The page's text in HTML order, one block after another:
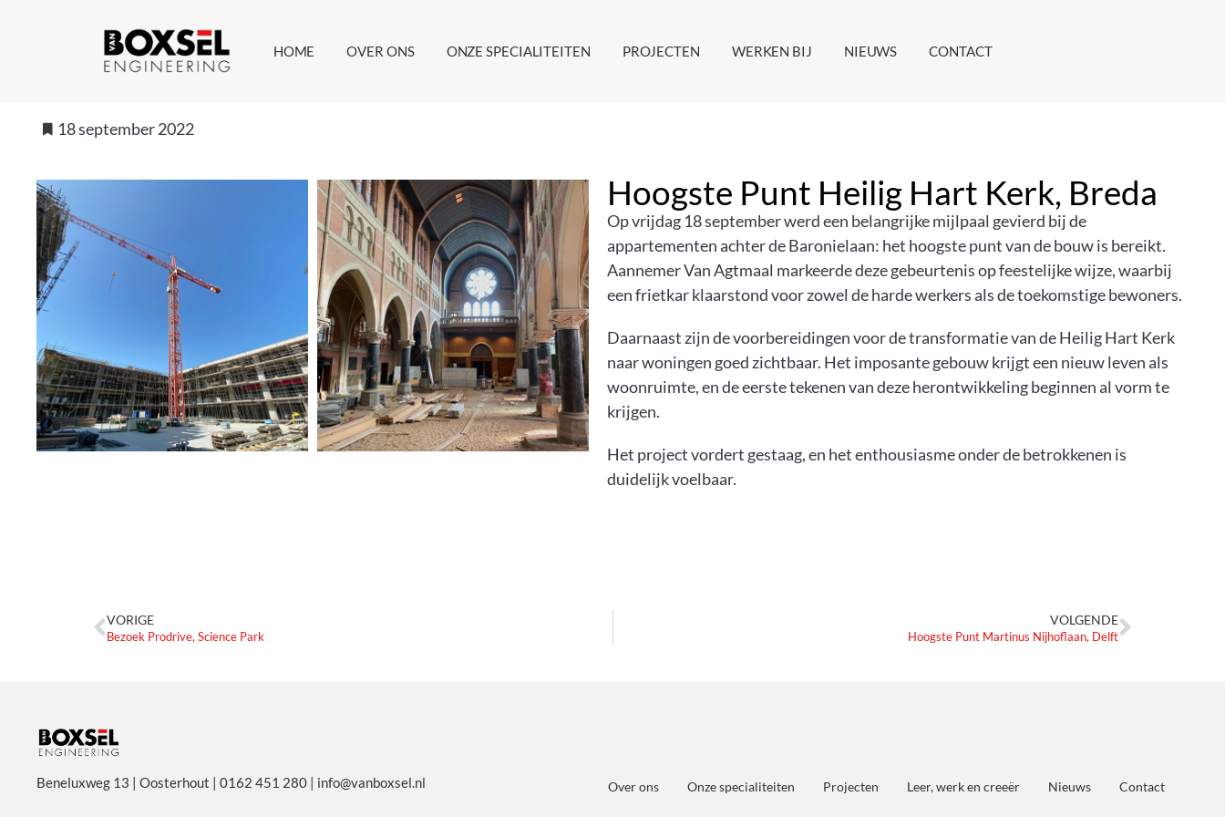
HOME OVER ONS ONZE SPECIALITEITEN PROJECTEN WERKEN BIJ NIEUWS CONTACT
18 september 2022
Op vrijdag 18 september werd een belangrijke mijlpaal gevierd bij de
appartementen achter de Baronielaan: het hoogste punt van de bouw is bereikt.
Aannemer Van Agtmaal markeerde deze gebeurtenis op feestelijke wijze, waarbij
een frietkar klaarstond voor zowel de harde werkers als de toekomstige bewoners.
Daarnaast zijn de voorbereidingen voor de transformatie van de Heilig Hart Kerk
naar woningen goed zichtbaar. Het imposante gebouw krijgt een nieuw leven als
woonruimte, en de eerste tekenen van deze herontwikkeling beginnen al vorm te
krijgen.
Het project vordert gestaag, en het enthousiasme onder de betrokkenen is
duidelijk voelbaar.
Hoogste Punt Heilig Hart Kerk, Breda
VORIGE
Bezoek Prodrive, Science Park
VOLGENDE
Hoogste Punt Martinus Nijhoflaan, Delft
Beneluxweg 13 | Oosterhout | 0162 451 280 | info@vanboxsel.nl Over ons Onze specialiteiten Projecten Leer, werk en creeër Nieuws Contact